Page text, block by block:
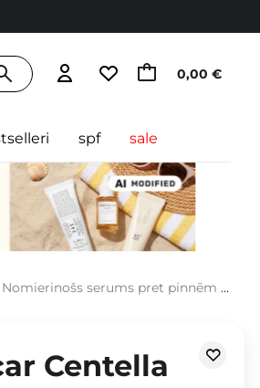
0,00 €
spf sale
serums pret pinnēm - 100ml
Centella